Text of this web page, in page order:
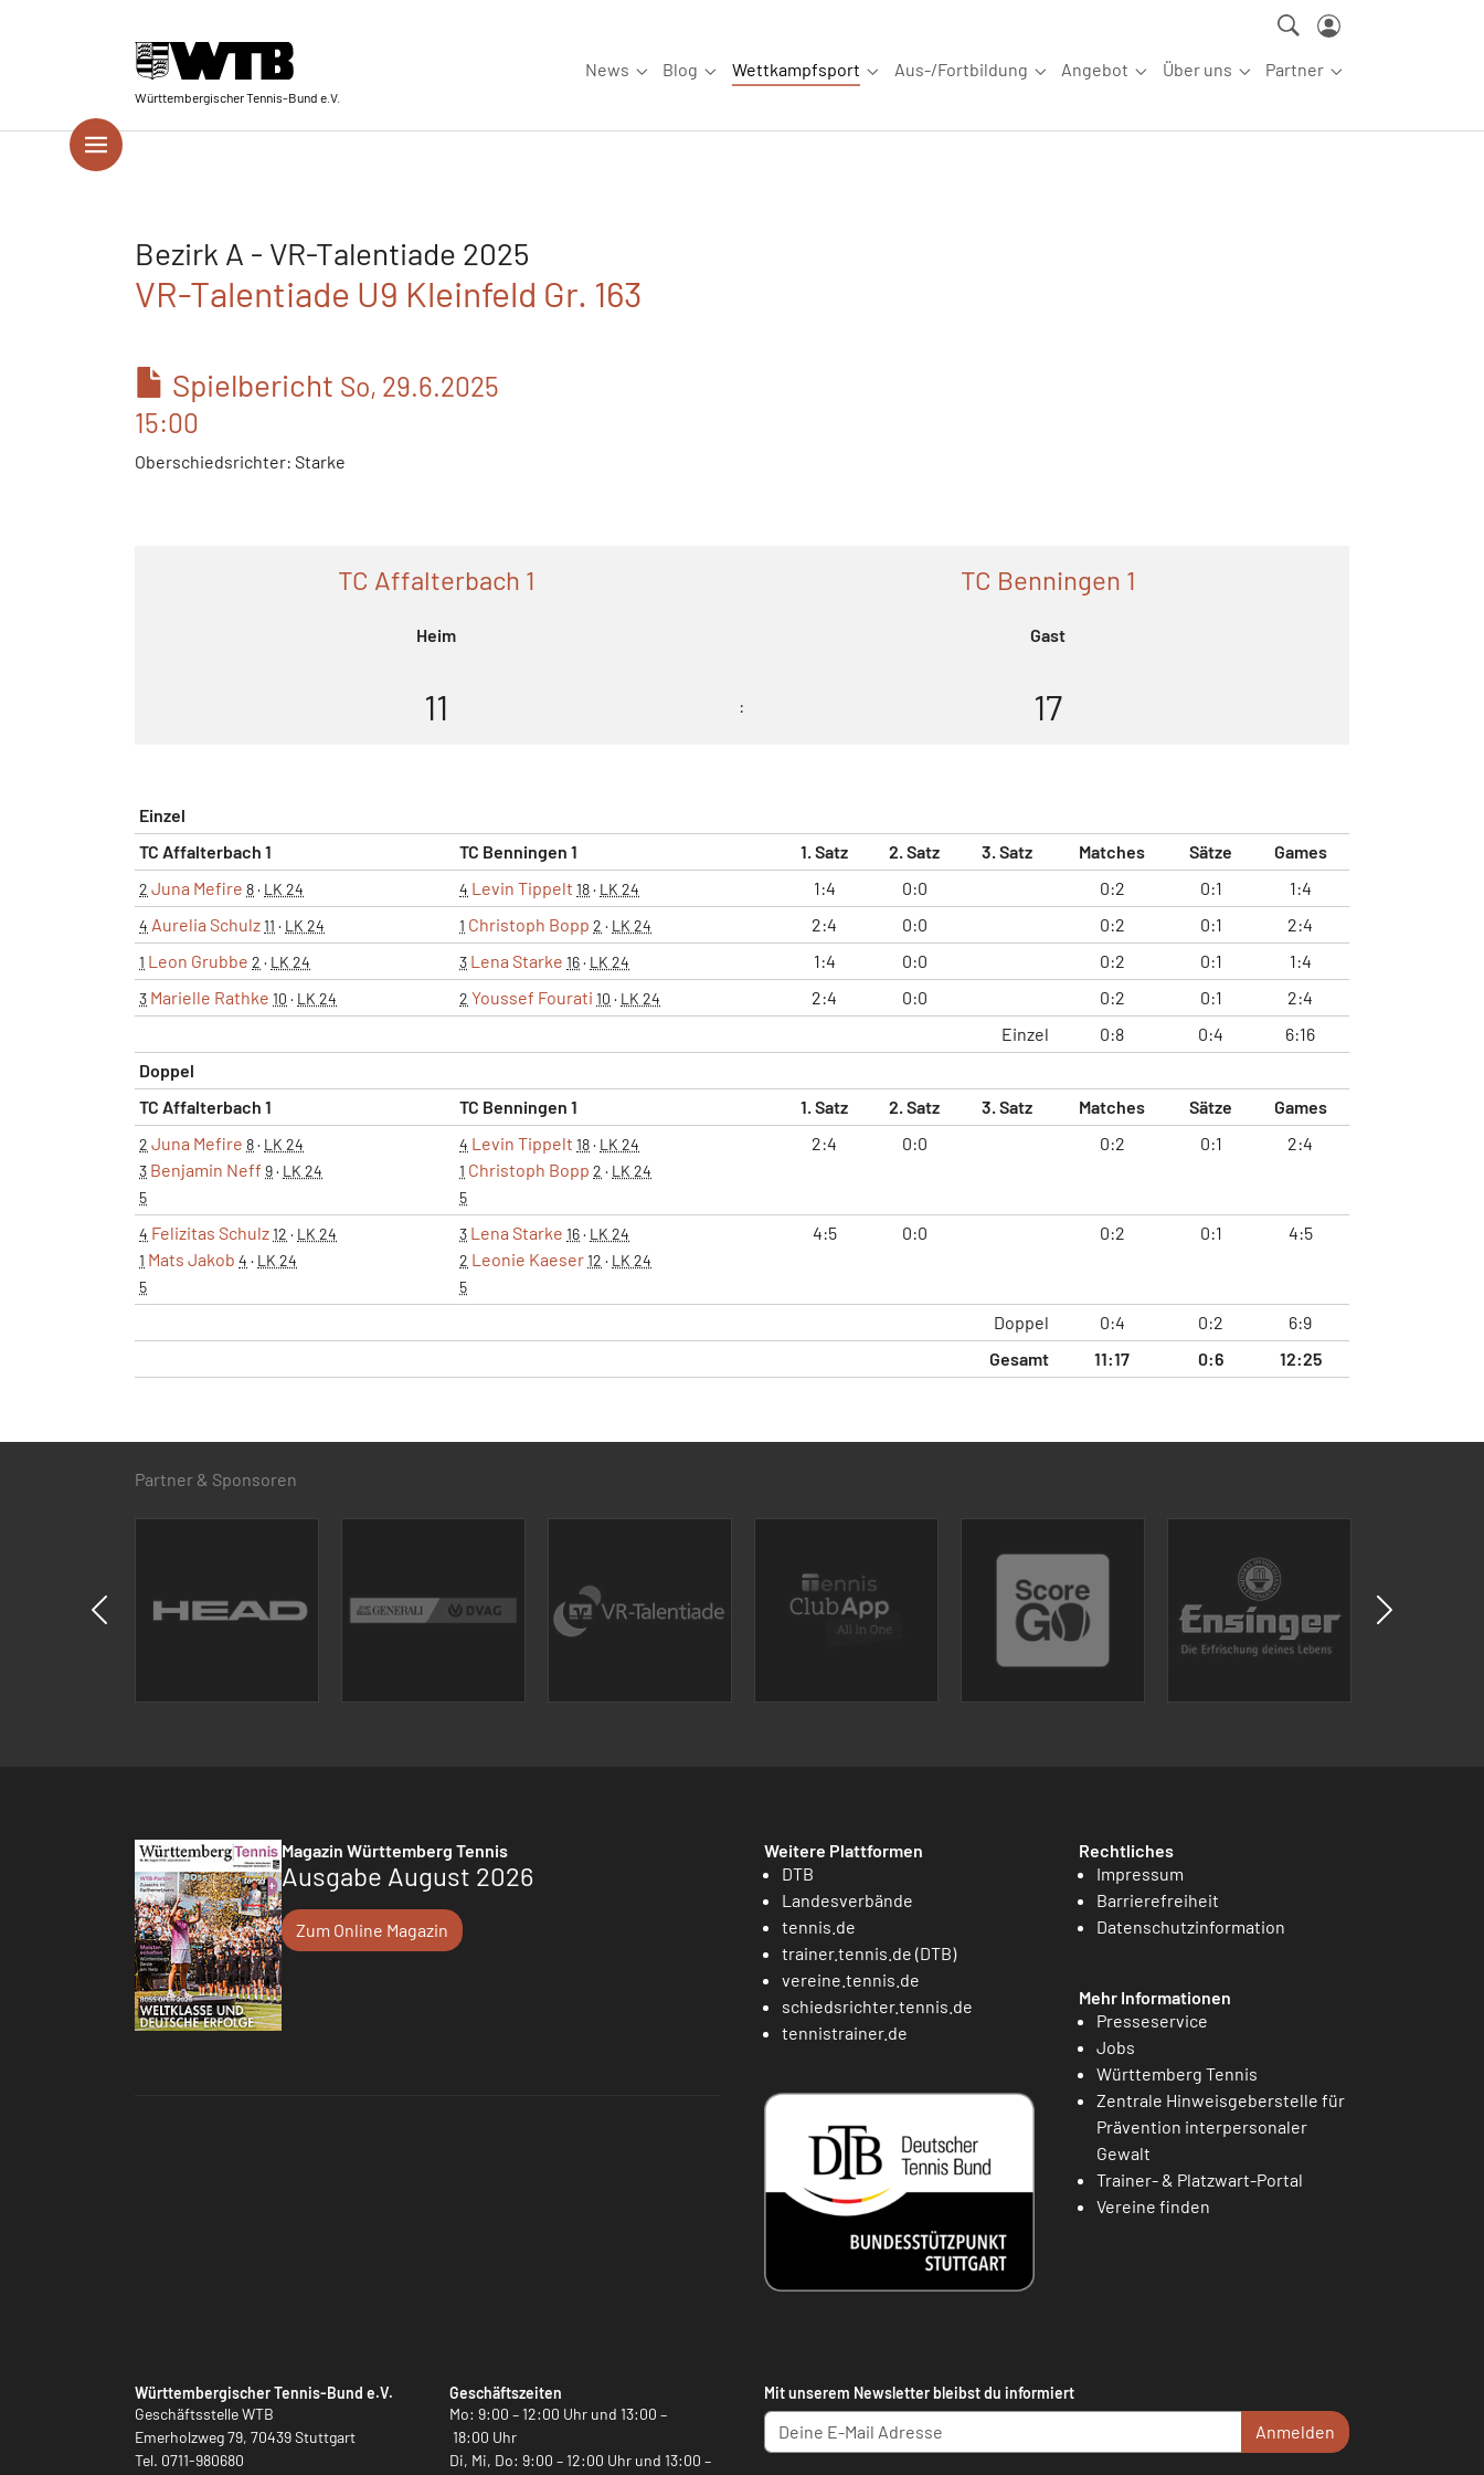
Württembergischer Tennis-Bund e.V.
News
Submenu for "News"
Blog
Submenu for "Blog"
Wettkampfsport
Submenu for "Wettkampfsport"
Aus-/Fortbildung
Submenu for "Aus-/Fortbildung"
Angebot
Submenu for "Angebot"
Über uns
Submenu for "Über uns"
Partner
Submenu for
Bezirk A - VR-Talentiade 2025
VR-Talentiade U9 Kleinfeld Gr. 163
Spielbericht So, 29.6.2025
15:00
Oberschiedsrichter: Starke
TC Affalterbach 1
Heim
TC Benningen 1
Gast
11 : 17
Einzel
TC Affalterbach 1
TC Benningen 1 1. Satz 2. Satz 3. Satz Matches Sätze Games
2 Juna Mefire 8· LK 24 4 Levin Tippelt 18· LK 24 1:4 0:0 0:2 0:1 1:4
4 Aurelia Schulz11 · LK 24 1 Christoph Bopp 2 · LK 24 2:4 0:0 0:2 0:1 2:4
1 Leon Grubbe 2 · LK 24 3 Lena Starke 16· LK 24 1:4 0:0 0:2 0:1 1:4
3 Marielle Rathke 10 · LK 24 2 Youssef Fourati 10 · LK 24 2:4 0:0 0:2 0:1
2:4
Einzel
0:8 0:4
6:16
Doppel
TC Affalterbach 1
TC Benningen 1 1. Satz 2. Satz 3. Satz Matches Sätze Games
2 Juna Mefire 8· LK 24
3 Benjamin Neff 9· LK 24
5
4 Levin Tippelt 18· LK 24
1 Christoph Bopp 2 · LK 24
5
2:4 0:0 0:2 0:1 2:4
4 Felizitas Schulz12 · LK 24
1 Mats Jakob 4 · LK 24
5
3 Lena Starke 16· LK 24
2 Leonie Kaeser12 · LK 24
5
4:5 0:0 0:2 0:1 4:5
Doppel 0:4 0:2
6:9
Gesamt
11:17 0:6 12:25
Partner & Sponsoren
Magazin Württemberg Tennis
Ausgabe August 2026
Zum Online Magazin
Weitere Plattformen
DTB
Landesverbände
tennis.de
trainer.tennis.de (DTB)
vereine.tennis.de
schiedsrichter.tennis.de
tennistrainer.de
Rechtliches
Impressum
Barrierefreiheit
Datenschutzinformation
Mehr Informationen
Presseservice
Jobs
Württemberg Tennis
Zentrale Hinweisgeberstelle für
Prävention interpersonaler
Gewalt
Trainer- & Platzwart-Portal
Vereine finden
Württembergischer Tennis-Bund e.V.
Geschäftsstelle WTB
Emerholzweg 79, 70439 Stuttgart
Tel. 0711-980680
Geschäftszeiten
Mo: 9:00 – 12:00 Uhr und 13:00 –
18:00 Uhr
Di, Mi, Do: 9:00 – 12:00 Uhr und 13:00 –
Mit unserem Newsletter bleibst du informiert
Anmelden